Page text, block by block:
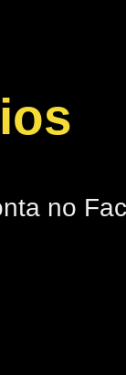
no